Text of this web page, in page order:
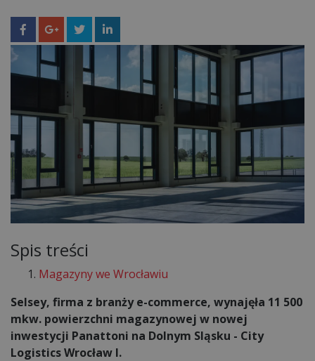
Spis treści
Magazyny we Wrocławiu
Selsey, firma z branży e-commerce, wynajęła 11 500
mkw. powierzchni magazynowej w nowej
inwestycji Panattoni na Dolnym Sląsku - City
Logistics Wrocław I.